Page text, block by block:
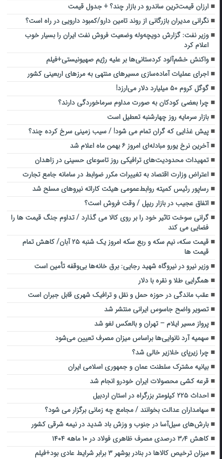
ارزان قیمت‌ترین ساندرو در بازار چند؟ + جدول قیمت
نگرانی مدیران بازرگانی از روند تامین دارو/کمبود دارویی در راه است؟
وزیر نفت: گزارش دویچه‌وله وضعیت فروش نفت ایران را بسیار خوب
اعلام کرد
واکنش خشم‌آلود کردستانی‌ها بر علیه رژیم صهیونیستی+فیلم
اجرای عملیات آماده‌سازی مسیرهای منتهی به مرزهای اربعینی کشور
گوگل کروم ۵۰ میلیارد دلار می‌ارزد!
چرا بعضی کودکان به صورت مداوم سرماخوردگی دارند؟
بازار سرمایه روز چهارشنبه تعطیل است
پیش غذایی که گران تمام می شود! / سیب زمینی سرخ کرده چند؟
آخرین نرخ یورو مبادله‌ای امروز ۶ بهمن ماه اعلام شد
تمهیدات محدودیت‌های ترافیکی روز تاسوعای حسینی در زاهدان
اعتراض وزارت اقتصاد به تغییرات مکرر ضوابط در سامانه جامع تجارت
رساپور رئیس کمیته روابط‌عمومی هیئت کاراته نیروهای مسلح شد
اتفاق عجیب در بازار ریپل / وقت فروش است؟
گرانی سوخت تاثیر خود را بر روی کالا می گذارد / تداوم جنگ قیمت ها را
فضایی می کند
قیمت سکه، نیم سکه و ربع سکه امروز یک شنبه ۲۵ آبان/ کاهش تمام
قیمت ها
وزیر نیرو در نیروگاه شهید رجایی: برق خانه‌ها بی‌وقفه تأمین است
همگرایی طلا و نقره با دلار
عقب ماندگی در حوزه حمل و نقل و ترافیک شهری قابل جبران است
تصویر واضح جاسوس ایرانی منتشر شد
پرواز مسیر ایلام – تهران و بالعکس لغو شد
سهمیه آرد نانوایی‌ها براساس میزان مصرف‌ تعیین می‌شود
چرا زیرپای خلازیر خالی شد؟
بیانیه مشترک سلطنت عمان و جمهوری اسلامی ایران
قرعه کشی محصولات ایران خودرو انجام شد
احداث ۲۲۵ کیلومتر بزرگراه در استان اردبیل
سهامداران عدالت بخوانند / مجامع چه زمانی برگزار می شود؟
بارش‌های سیل‌آسا در جنوب و وزش باد شدید در نیمه شرقی کشور
کاهش ۳٫۴ درصدی مصرف ظاهری فولاد در ۱۰ ماهه ۱۴۰۴
میزان ترخیص کالاها در بنادر بوشهر ۳ برابر شرایط عادی بود+فیلم